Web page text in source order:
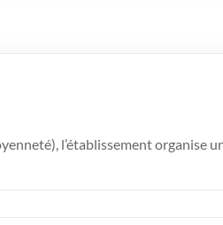
l’établissement organise